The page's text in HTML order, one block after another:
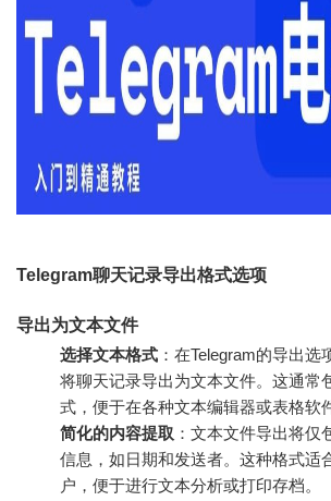
Telegram聊天记录导出格式选项
导出为文本文件
选择文本格式 ：在Telegram的导出
将聊天记录导出为文本文件。这通常
式，便于在各种文本编辑器或表格软
简化的内容提取 ：文本文件导出将仅
信息，如日期和发送者。这种格式适
户，便于进行文本分析或打印存档。